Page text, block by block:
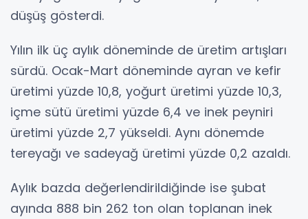
düşüş gösterdi.
Yılın ilk üç aylık döneminde de üretim artışları
sürdü. Ocak-Mart döneminde ayran ve kefir
üretimi yüzde 10,8, yoğurt üretimi yüzde 10,3,
içme sütü üretimi yüzde 6,4 ve inek peyniri
üretimi yüzde 2,7 yükseldi. Aynı dönemde
tereyağı ve sadeyağ üretimi yüzde 0,2 azaldı.
Aylık bazda değerlendirildiğinde ise şubat
ayında 888 bin 262 ton olan toplanan inek